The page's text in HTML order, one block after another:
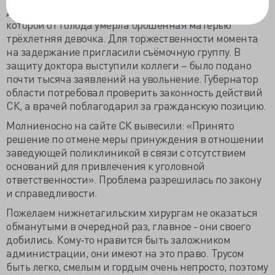
детской поликлиники Тамару Пермякову, на участке
которой от голода умерла брошенная матерью
трёхлетняя девочка. Для торжественности момента
на задержание пригласили съёмочную группу. В
защиту доктора выступили коллеги – было подано
почти тысяча заявлений на увольнение. Губернатор
области потребовал проверить законность действий
СК, а врачей поблагодарил за гражданскую позицию.
Молниеносно на сайте СК вывесили: «Принято
решение по отмене меры принуждения в отношении
заведующей поликлиникой в связи с отсутствием
оснований для привлечения к уголовной
ответственности». Проблема разрешилась по закону
и справедливости.
Пожелаем нижнетагильским хирургам не оказаться
обманутыми в очередной раз, главное - они своего
добились. Кому-то нравится быть заложником
администрации, они имеют на это право. Трусом
быть легко, смелым и гордым очень непросто, поэтому